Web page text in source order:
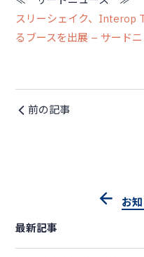
スリーシェイク、Interop
るブースを出展 – サード
前の記事
お
最新記事